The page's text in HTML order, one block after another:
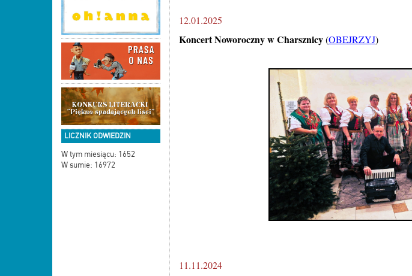
LICZNIK ODWIEDZIN
W tym miesiącu: 1652
W sumie: 16972
12.01.2025
Koncert Noworoczny w Charsznicy(OBEJRZYJ)
11.11.2024